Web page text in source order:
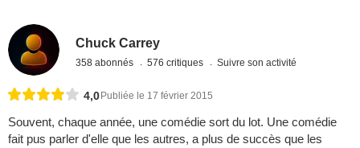
Chuck Carrey
358 abonnés 576 critiques Suivre son activité
4,0 Publiée le 17 février 2015
Souvent, chaque année, une comédie sort du lot. Une comédie
fait pus parler d'elle que les autres, a plus de succès que les